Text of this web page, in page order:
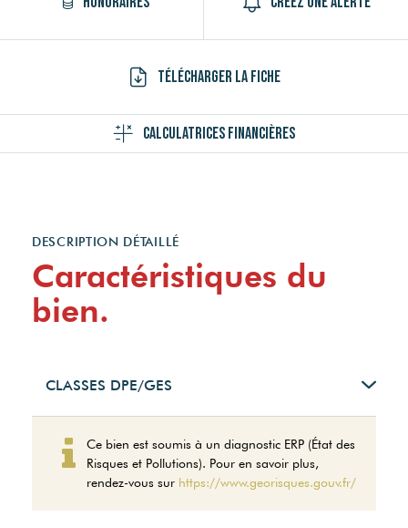
Télécharger la fiche
Calculatrices financières
DESCRIPTION DÉTAILLÉ
Caractéristiques du
bien.
CLASSES DPE/GES
dépenses annuelles
d'énergie pour un usage
standard entre 2030€ et
Ce bien est soumis à un diagnostic ERP (État des
Risques et Pollutions). Pour en savoir plus,
rendez-vous sur https://www.georisques.gouv.fr/